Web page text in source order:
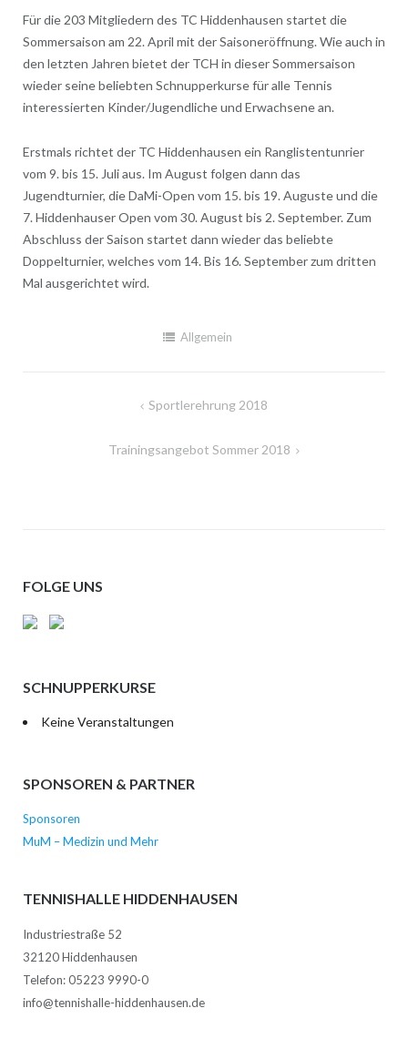
Für die 203 Mitgliedern des TC Hiddenhausen startet die
Sommersaison am 22. April mit der Saisoneröffnung. Wie auch in
den letzten Jahren bietet der TCH in dieser Sommersaison
wieder seine beliebten Schnupperkurse für alle Tennis
interessierten Kinder/Jugendliche und Erwachsene an.
Erstmals richtet der TC Hiddenhausen ein Ranglistentunrier
vom 9. bis 15. Juli aus. Im August folgen dann das
Jugendturnier, die DaMi-Open vom 15. bis 19. Auguste und die
7. Hiddenhauser Open vom 30. August bis 2. September. Zum
Abschluss der Saison startet dann wieder das beliebte
Doppelturnier, welches vom 14. Bis 16. September zum dritten
Mal ausgerichtet wird.
Allgemein
BeitragsnavigationSportlerehrung 2018
Trainingsangebot Sommer 2018
FOLGE UNS
SCHNUPPERKURSE
Keine Veranstaltungen
SPONSOREN & PARTNER
Sponsoren
MuM – Medizin und Mehr
TENNISHALLE HIDDENHAUSEN
Industriestraße 52
32120 Hiddenhausen
Telefon: 05223 9990-0
info@tennishalle-hiddenhausen.de